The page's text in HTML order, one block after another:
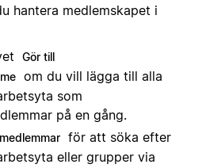
hantera medlemskapet i
Gör till
om du vill lägga till alla
som
på en gång.
för att söka efter
eller grupper via